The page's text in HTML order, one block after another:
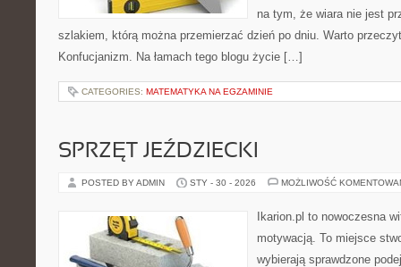
na tym, że wiara nie jest
szlakiem, którą można przemierzać dzień po dniu. Warto
Konfucjanizm. Na łamach tego blogu życie […]
CATEGORIES: MATEMATYKA NA EGZAMINIE
SPRZĘT JEŹDZIECKI
POSTED BY ADMIN STY - 30 - 2026 MOŻLIWOŚĆ
Ikarion.pl to nowoczesna
motywacją. To miejsce
wybierają sprawdzone